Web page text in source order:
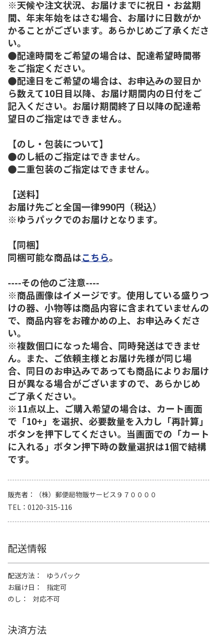
※天候や注文状況、お届けまでに祝日・お盆期
間、年末年始をはさむ場合、お届けに日数がか
かることがございます。あらかじめご了承くださ
い。
●配達時間をご希望の場合は、配達希望時間帯
をご指定ください。
●配達日をご希望の場合は、お申込みの翌日か
ら数えて10日目以降、お届け期間内の日付をご
記入ください。お届け期間終了日以降の配達希
望日のご指定はできません。
【のし・包装について】
●のし紙のご指定はできません。
●二重包装のご指定はできません。
【送料】
お届け先ごと全国一律990円（税込）
※ゆうパックでのお届けとなります。
【同梱】
同梱可能な商品はこちら。
----その他のご注意----
※商品画像はイメージです。使用している盛りつ
けの器、小物等は商品内容に含まれていませんの
で、商品内容をお確かめの上、お申込みくださ
い。
※複数個口になった場合、同時発送はできませ
ん。また、ご依頼主様とお届け先様が同じ場
合、同日のお申込みであっても商品によりお届け
日が異なる場合がございますので、あらかじめ
ご了承ください。
※11点以上、ご購入希望の場合は、カート画面
で「10+」を選択、必要数量を入力し「再計算」
ボタンを押下してください。当画面での「カート
に入れる」ボタン押下時の数量選択は1個で結構
です。
販売者
（株）郵便局物販サービス９７００００
TEL
0120-315-116
配送情報
配送方法
ゆうパック
お届け日
指定可
のし
対応不可
決済方法